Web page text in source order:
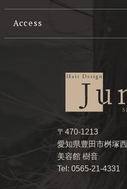
Access
〒470-1213
愛知県豊田市桝塚
美容館 樹音
Tel: 0565-21-4331